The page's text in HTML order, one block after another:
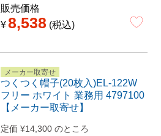
販売価格
¥8,538 税込
メーカー取寄せ
つくつく帽子(20枚入)EL-122W
フリー ホワイト 業務用 4797100
【メーカー取寄せ】
定価 ¥14,300 のところ